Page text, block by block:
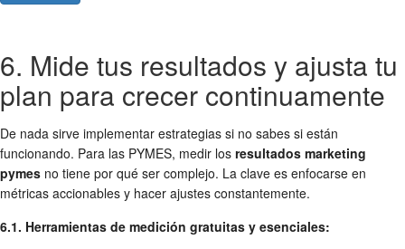
6. Mide tus resultados y ajusta tu
plan para crecer continuamente
De nada sirve implementar estrategias si no sabes si están
funcionando. Para las PYMES, medir los resultados marketing
pymes no tiene por qué ser complejo. La clave es enfocarse en
métricas accionables y hacer ajustes constantemente.
6.1. Herramientas de medición gratuitas y esenciales: